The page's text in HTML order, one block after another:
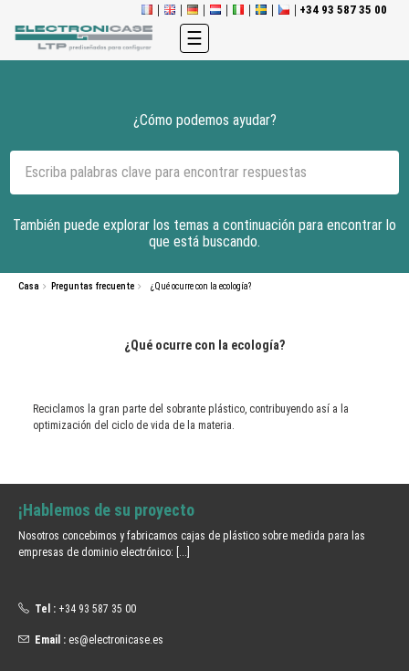
+34 93 587 35 00
Navegación
de
☰
¿Cómo podemos ayudar?
También puede explorar los temas a continuación para encontrar lo
que está buscando.
Casa Preguntas frecuente ¿Qué ocurre con la ecología?
¿Qué ocurre con la ecología?
Reciclamos la gran parte del sobrante plástico, contribuyendo así a la
optimización del ciclo de vida de la materia.
¡Hablemos de su proyecto
Nosotros concebimos y fabricamos cajas de plástico sobre medida para las
empresas de dominio electrónico: [...]
Tel : +34 93 587 35 00
Email : es@electronicase.es